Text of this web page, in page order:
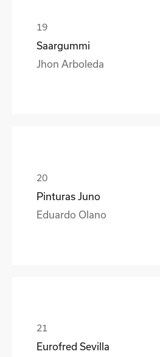
Saargummi
Jhon Arboleda
Pinturas Juno
Eduardo Olano
Eurofred Sevilla